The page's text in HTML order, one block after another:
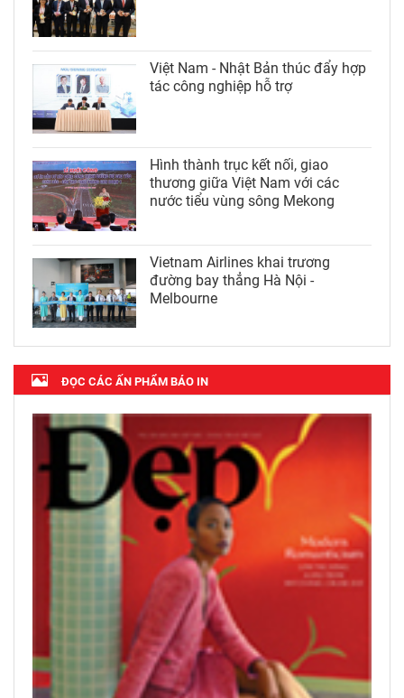
Việt Nam - Nhật Bản thúc đẩy hợp
tác công nghiệp hỗ trợ
Hình thành trục kết nối, giao
thương giữa Việt Nam với các
nước tiểu vùng sông Mekong
Vietnam Airlines khai trương
đường bay thẳng Hà Nội -
Melbourne
ĐỌC CÁC ẤN PHẨM BÁO IN